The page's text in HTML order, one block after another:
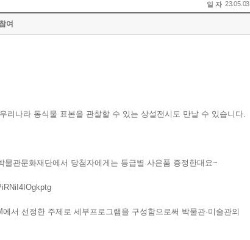
일 자 23.05.03
여
나라 동식물 표본을 관찰할 수 있는 상설전시도 만날 수 있습니다.
관문화재단에서 당첨자에게는 등급별 사은품 증정한대요~
서 선정한 주제로 세부프로그램을 구성함으로써 박물관·미술관의